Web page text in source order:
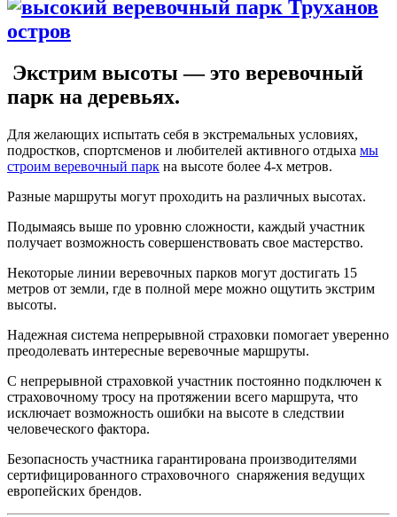
Экстрим высоты — это веревочный
парк на деревьях.
Для желающих испытать себя в экстремальных условиях,
подростков, спортсменов и любителей активного отдыха мы
строим веревочный парк на высоте более 4-х метров.
Разные маршруты могут проходить на различных высотах.
Подымаясь выше по уровню сложности, каждый участник
получает возможность совершенствовать свое мастерство.
Некоторые линии веревочных парков могут достигать 15
метров от земли, где в полной мере можно ощутить экстрим
высоты.
Надежная система непрерывной страховки помогает уверенно
преодолевать интересные веревочные маршруты.
С непрерывной страховкой участник постоянно подключен к
страховочному тросу на протяжении всего маршрута, что
исключает возможность ошибки на высоте в следствии
человеческого фактора.
Безопасность участника гарантирована производителями
сертифицированного страховочного снаряжения ведущих
европейских брендов.